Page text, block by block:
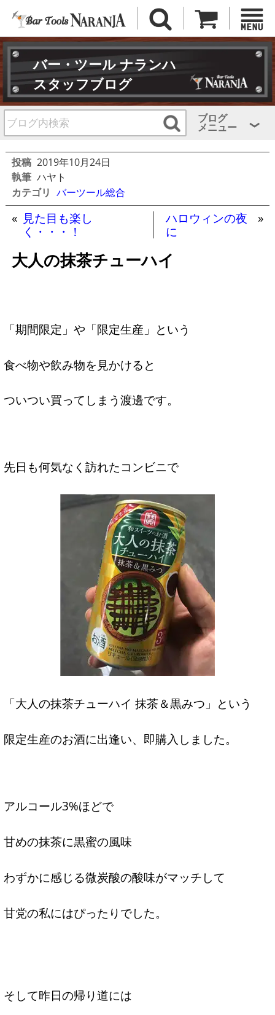
バー・ツール ナランハ
スタッフブログ
ブログ
メニュー
投稿 2019年10月24日
執筆 ハヤト
カテゴリ バーツール総合
« 見た目も楽し
く・・・！
ハロウィンの夜
に
»
大人の抹茶チューハイ
「期間限定」や「限定生産」という
食べ物や飲み物を見かけると
ついつい買ってしまう渡邊です。
先日も何気なく訪れたコンビニで
「大人の抹茶チューハイ 抹茶＆黒みつ」という
限定生産のお酒に出逢い、即購入しました。
アルコール3%ほどで
甘めの抹茶に黒蜜の風味
わずかに感じる微炭酸の酸味がマッチして
甘党の私にはぴったりでした。
そして昨日の帰り道には